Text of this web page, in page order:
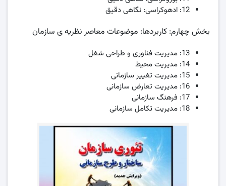
12: ادهوکراسی: نگاهی دقیق
بخش چهارم: کاربردها: موضوعات معاصر نظریه ی سازمان
13: مدیریت فناوری و طراحی شغل
14: مدیریت محیط
15: مدیریت تغییر سازمانی
16: مدیریت تعارض سازمانی
17: فرهنگ سازمانی
18: مدیریت تکامل سازمانی